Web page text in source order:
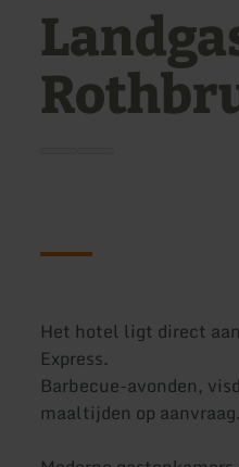
Het hotel ligt direct
Express.
Barbecue-avonden,
maaltijden op aanvraag.